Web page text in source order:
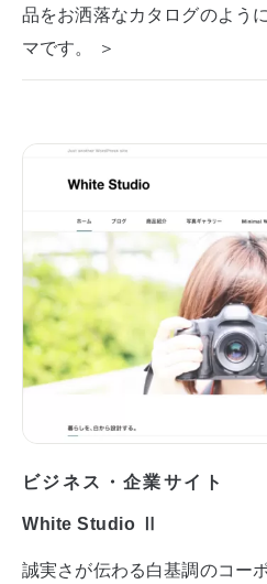
品をお洒落なカタログのよう
マです。 ＞
ビジネス・企業サイト
White Studio Ⅱ
誠実さが伝わる白基調のコー